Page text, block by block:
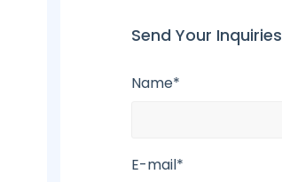
Send Your Inquiries
Name*
E-mail*